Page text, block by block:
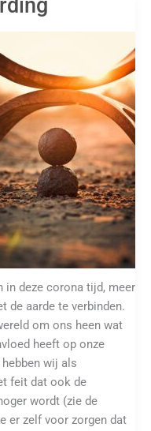
in deze corona tijd, meer
de aarde te verbinden.
om ons heen wat
heeft op onze
wij als
feit dat ook de
wordt (zie de
er zelf voor zorgen dat